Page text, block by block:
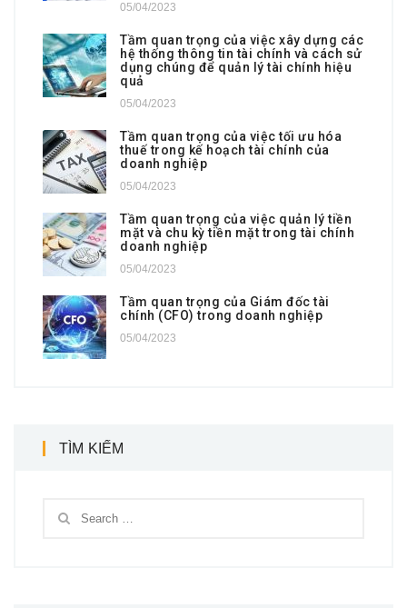
05/04/2023
Tầm quan trọng của việc xây dựng các
hệ thống thông tin tài chính và cách sử
dụng chúng để quản lý tài chính hiệu
quả
05/04/2023
Tầm quan trọng của việc tối ưu hóa
thuế trong kế hoạch tài chính của
doanh nghiệp
05/04/2023
Tầm quan trọng của việc quản lý tiền
mặt và chu kỳ tiền mặt trong tài chính
doanh nghiệp
05/04/2023
Tầm quan trọng của Giám đốc tài
chính (CFO) trong doanh nghiệp
05/04/2023
TÌM KIẾM